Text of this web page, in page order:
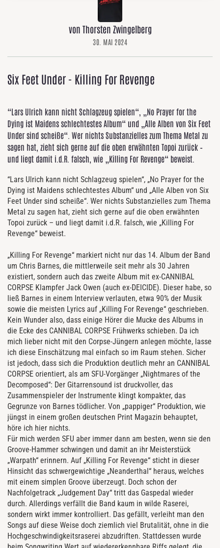
von Thorsten Zwingelberg
30. MAI 2024
Six Feet Under - Killing For Revenge
“Lars Ulrich kann nicht Schlagzeug spielen“, „No Prayer for the
Dying ist Maidens schlechtestes Album“ und „Alle Alben von Six Feet
Under sind scheiße“. Wer nichts Substanzielles zum Thema Metal zu
sagen hat, zieht sich gerne auf die oben erwähnten Topoi zurück –
und liegt damit i.d.R. falsch, wie „Killing For Revenge“ beweist.
“Lars Ulrich kann nicht Schlagzeug spielen“, „No Prayer for the
Dying ist Maidens schlechtestes Album“ und „Alle Alben von Six
Feet Under sind scheiße“. Wer nichts Substanzielles zum Thema
Metal zu sagen hat, zieht sich gerne auf die oben erwähnten
Topoi zurück – und liegt damit i.d.R. falsch, wie „Killing For
Revenge“ beweist.
„Killing For Revenge“ markiert nicht nur das 14. Album der Band
um Chris Barnes, die mittlerweile seit mehr als 30 Jahren
existiert, sondern auch das zweite Album mit ex-CANNIBAL
CORPSE Klampfer Jack Owen (auch ex-DEICIDE). Dieser habe, so
ließ Barnes in einem Interview verlauten, etwa 90% der Musik
sowie die meisten Lyrics auf „Killing For Revenge“ geschrieben.
Kein Wunder also, dass einige Hörer die Mucke des Albums in
die Ecke des CANNIBAL CORPSE Frühwerks schieben. Da ich
mich lieber nicht mit den Corpse-Jüngern anlegen möchte, lasse
ich diese Einschätzung mal einfach so im Raum stehen. Sicher
ist jedoch, dass sich die Produktion deutlich mehr an CANNIBAL
CORPSE orientiert, als am SFU-Vorgänger „Nightmares of the
Decomposed“: Der Gitarrensound ist druckvoller, das
Zusammenspieler der Instrumente klingt kompakter, das
Gegrunze von Barnes tödlicher. Von „pappiger“ Produktion, wie
jüngst in einem großen deutschen Print Magazin behauptet,
höre ich hier nichts.
Für mich werden SFU aber immer dann am besten, wenn sie den
Groove-Hammer schwingen und damit an ihr Meisterstück
„Warpath“ erinnern. Auf „Killing For Revenge“ sticht in dieser
Hinsicht das schwergewichtige „Neanderthal“ heraus, welches
mit einem simplen Groove überzeugt. Doch schon der
Nachfolgetrack „Judgement Day“ tritt das Gaspedal wieder
durch. Allerdings verfällt die Band kaum in wilde Raserei,
sondern wirkt immer kontrolliert. Das gefällt, verleiht man den
Songs auf diese Weise doch ziemlich viel Brutalität, ohne in die
Hochgeschwindigkeitsraserei abzudriften. Stattdessen wurde